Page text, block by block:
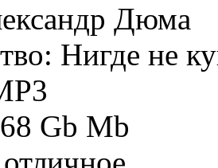
Дюма
Нигде не
Gb Mb